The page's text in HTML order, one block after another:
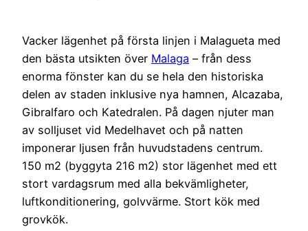
Vacker lägenhet på första linjen i Malagueta med
den bästa utsikten över Malaga – från dess
enorma fönster kan du se hela den historiska
delen av staden inklusive nya hamnen, Alcazaba,
Gibralfaro och Katedralen. På dagen njuter man
av solljuset vid Medelhavet och på natten
imponerar ljusen från huvudstadens centrum.
150 m2 (byggyta 216 m2) stor lägenhet med ett
stort vardagsrum med alla bekvämligheter,
luftkonditionering, golvvärme. Stort kök med
grovkök.